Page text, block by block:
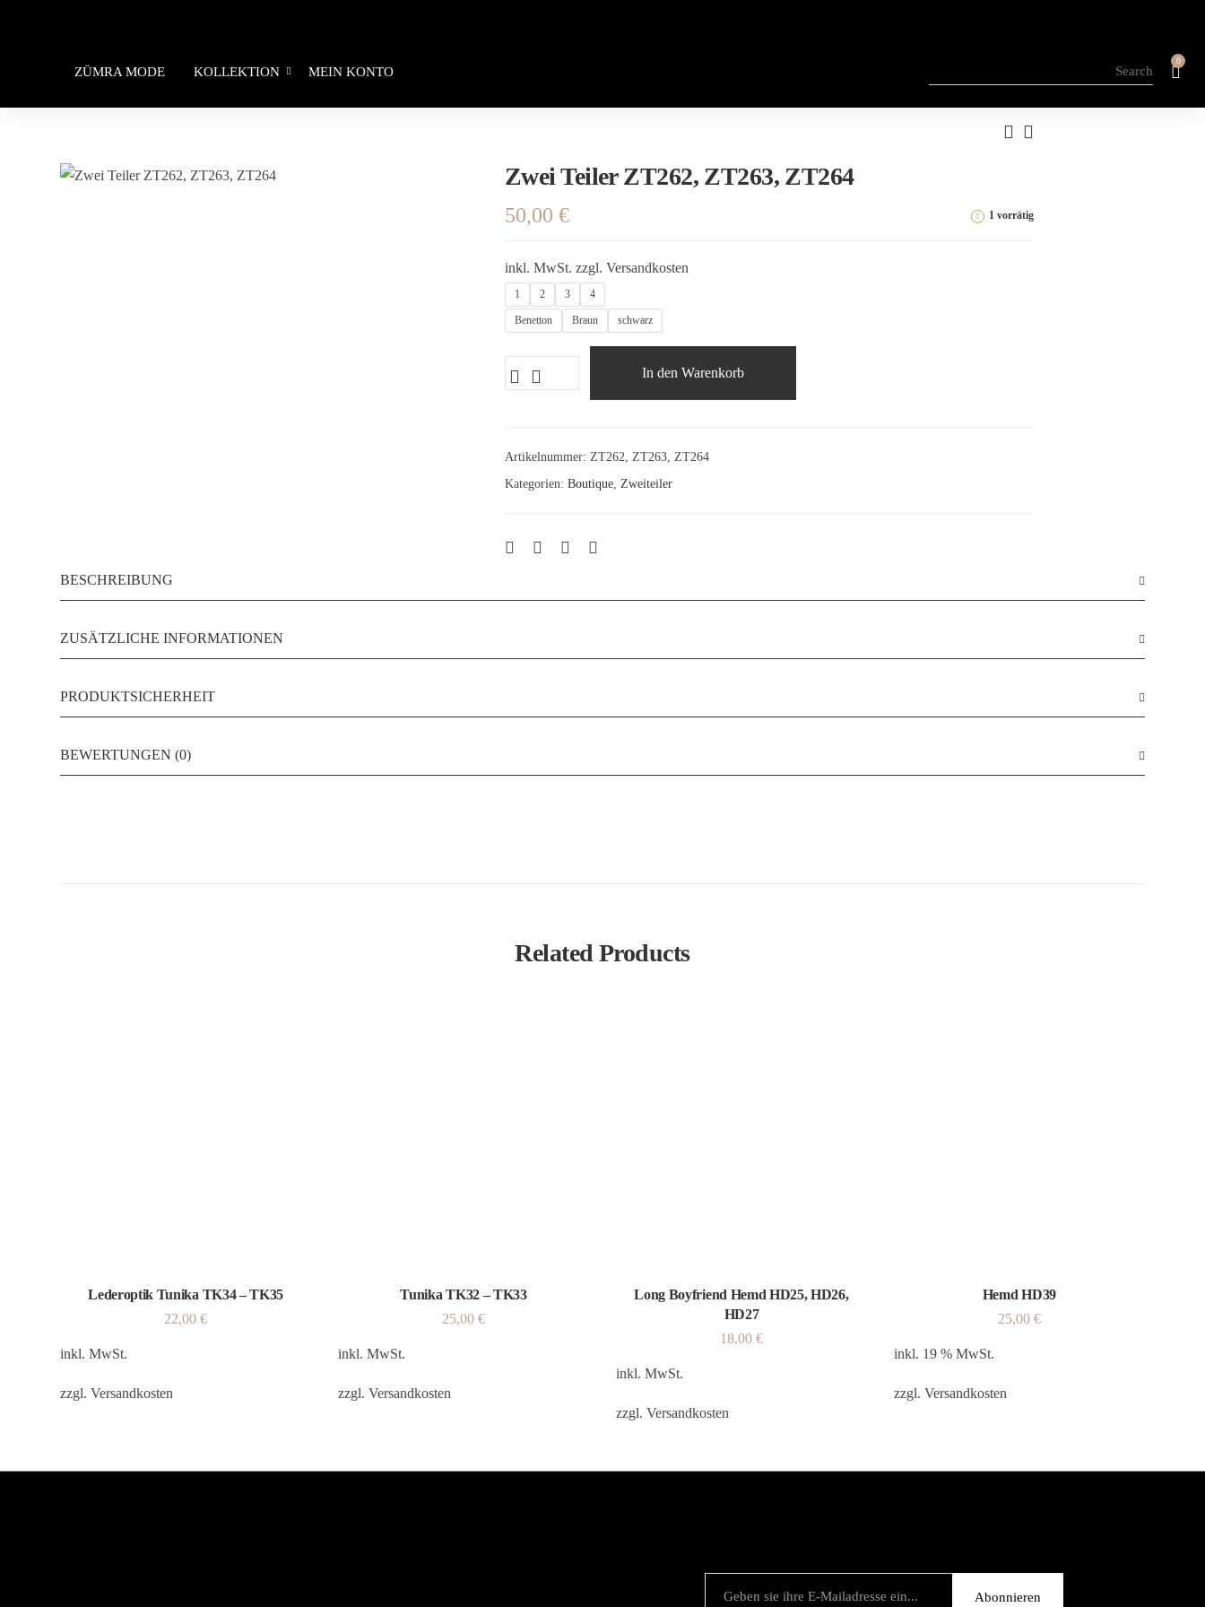
ZÜMRA MODE KOLLEKTION MEIN KONTO
0
Zwei Teiler ZT262, ZT263, ZT264
1 vorrätig
50,00€
inkl. MwSt. zzgl.Versandkosten
1 2 3 4
Benetton Braun schwarz
In den Warenkorb
Artikelnummer:ZT262, ZT263, ZT264
Kategorien:Boutique,Zweiteiler
BESCHREIBUNG
ZUSÄTZLICHE INFORMATIONEN
PRODUKTSICHERHEIT
BEWERTUNGEN (0)
Related Products
Lederoptik Tunika TK34 – TK35
22,00€
inkl. MwSt.
zzgl.Versandkosten
Tunika TK32 – TK33
25,00€
inkl. MwSt.
zzgl.Versandkosten
Long Boyfriend Hemd HD25, HD26,
HD27
18,00 €
inkl. MwSt.
zzgl. Versandkosten
Hemd HD39
25,00 €
inkl. 19 % MwSt.
zzgl. Versandkosten
Abonnieren